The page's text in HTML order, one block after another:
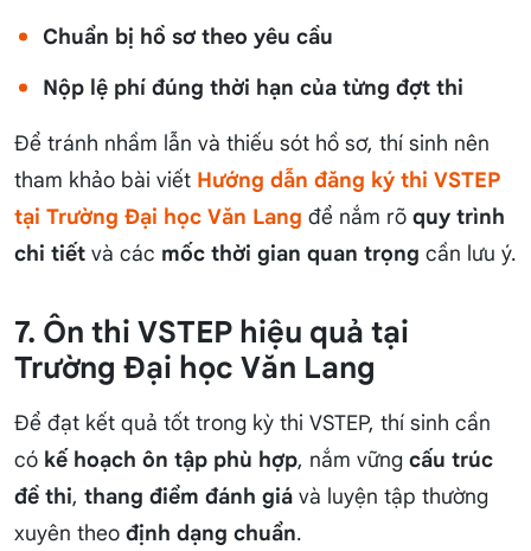
Chuẩn bị hồ sơ theo yêu cầu
Nộp lệ phí đúng thời hạn của từng đợt thi
Để tránh nhầm lẫn và thiếu sót hồ sơ, thí sinh nên
tham khảo bài viết Hướng dẫn đăng ký thi VSTEP
tại Trường Đại học Văn Lang để nắm rõ quy trình
chi tiết và các mốc thời gian quan trọng cần lưu ý.
7. Ôn thi VSTEP hiệu quả tại
Trường Đại học Văn Lang
Để đạt kết quả tốt trong kỳ thi VSTEP, thí sinh cần
có kế hoạch ôn tập phù hợp, nắm vững cấu trúc
đề thi, thang điểm đánh giá và luyện tập thường
xuyên theo định dạng chuẩn.